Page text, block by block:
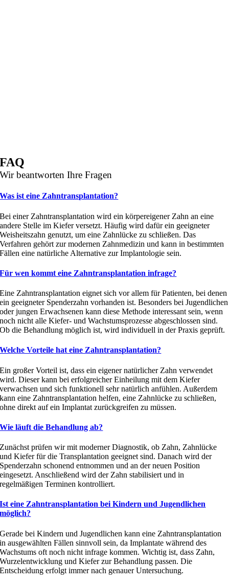
FAQ
Wir beantworten Ihre Fragen
Was ist eine Zahntransplantation?
Bei einer Zahntransplantation wird ein körpereigener Zahn an eine
andere Stelle im Kiefer versetzt. Häufig wird dafür ein geeigneter
Weisheitszahn genutzt, um eine Zahnlücke zu schließen. Das
Verfahren gehört zur modernen Zahnmedizin und kann in bestimmten
Fällen eine natürliche Alternative zur Implantologie sein.
Für wen kommt eine Zahntransplantation infrage?
Eine Zahntransplantation eignet sich vor allem für Patienten, bei denen
ein geeigneter Spenderzahn vorhanden ist. Besonders bei Jugendlichen
oder jungen Erwachsenen kann diese Methode interessant sein, wenn
noch nicht alle Kiefer- und Wachstumsprozesse abgeschlossen sind.
Ob die Behandlung möglich ist, wird individuell in der Praxis geprüft.
Welche Vorteile hat eine Zahntransplantation?
Ein großer Vorteil ist, dass ein eigener natürlicher Zahn verwendet
wird. Dieser kann bei erfolgreicher Einheilung mit dem Kiefer
verwachsen und sich funktionell sehr natürlich anfühlen. Außerdem
kann eine Zahntransplantation helfen, eine Zahnlücke zu schließen,
ohne direkt auf ein Implantat zurückgreifen zu müssen.
Wie läuft die Behandlung ab?
Zunächst prüfen wir mit moderner Diagnostik, ob Zahn, Zahnlücke
und Kiefer für die Transplantation geeignet sind. Danach wird der
Spenderzahn schonend entnommen und an der neuen Position
eingesetzt. Anschließend wird der Zahn stabilisiert und in
regelmäßigen Terminen kontrolliert.
Ist eine Zahntransplantation bei Kindern und Jugendlichen
möglich?
Gerade bei Kindern und Jugendlichen kann eine Zahntransplantation
in ausgewählten Fällen sinnvoll sein, da Implantate während des
Wachstums oft noch nicht infrage kommen. Wichtig ist, dass Zahn,
Wurzelentwicklung und Kiefer zur Behandlung passen. Die
Entscheidung erfolgt immer nach genauer Untersuchung.